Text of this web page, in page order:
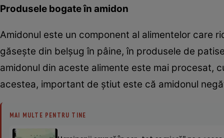
Produsele bogate în amidon
Amidonul este un component al alimentelor care
găseşte din belşug în pâine, în produsele de
amidonul din aceste alimente este mai procesat,
acestea, important de ştiut este că amidonul
MAI MULTE PENTRU TINE